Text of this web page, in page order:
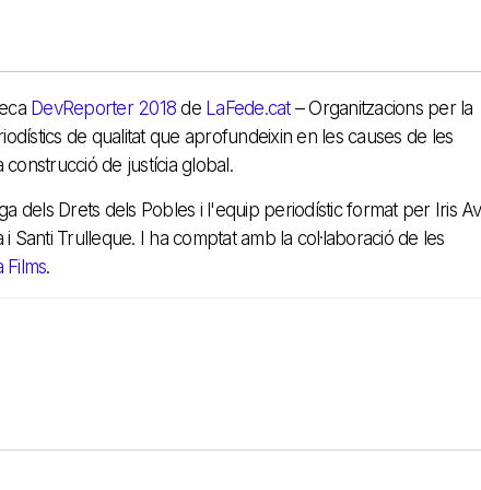
DevReporter 2018 de LaFede.cat– Organitzacions per la
de qualitat que aprofundeixin en les causes de les
construcció de justícia global.
dels Drets dels Pobles i l'equip periodístic format per Iris
Trulleque. I ha comptat amb la col·laboració de les
Films.